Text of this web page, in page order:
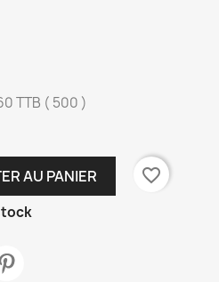
TTB ( 500 )
AU PANIER
favorite_border